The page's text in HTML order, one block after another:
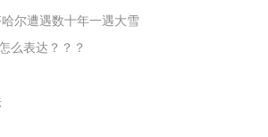
哈尔遭遇数十年一遇大雪
么表达？？？